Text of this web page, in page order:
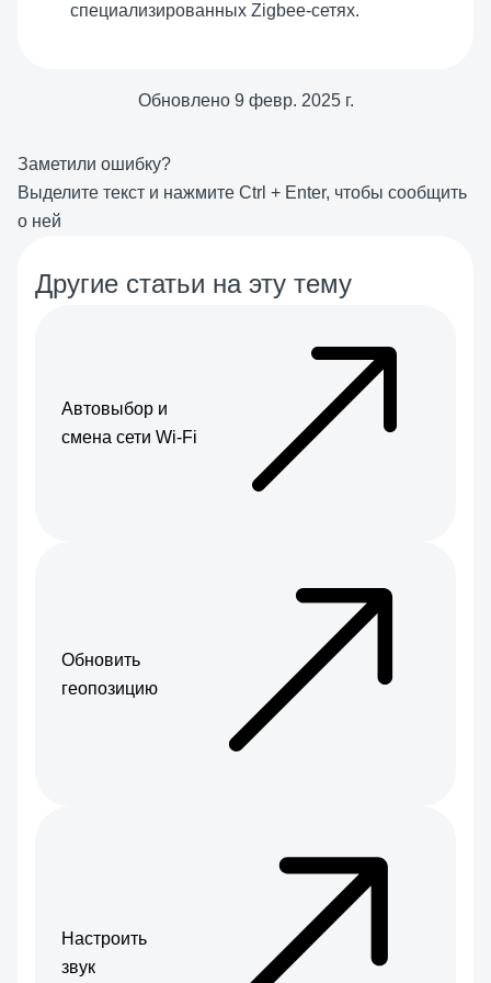
специализированных Zigbee-сетях.
Обновлено 9 февр. 2025 г.
Заметили ошибку?
Выделите текст и нажмите Ctrl + Enter, чтобы сообщить
о ней
Другие статьи на эту тему
Автовыбор и
смена сети Wi-Fi
Обновить
геопозицию
Настроить
звук